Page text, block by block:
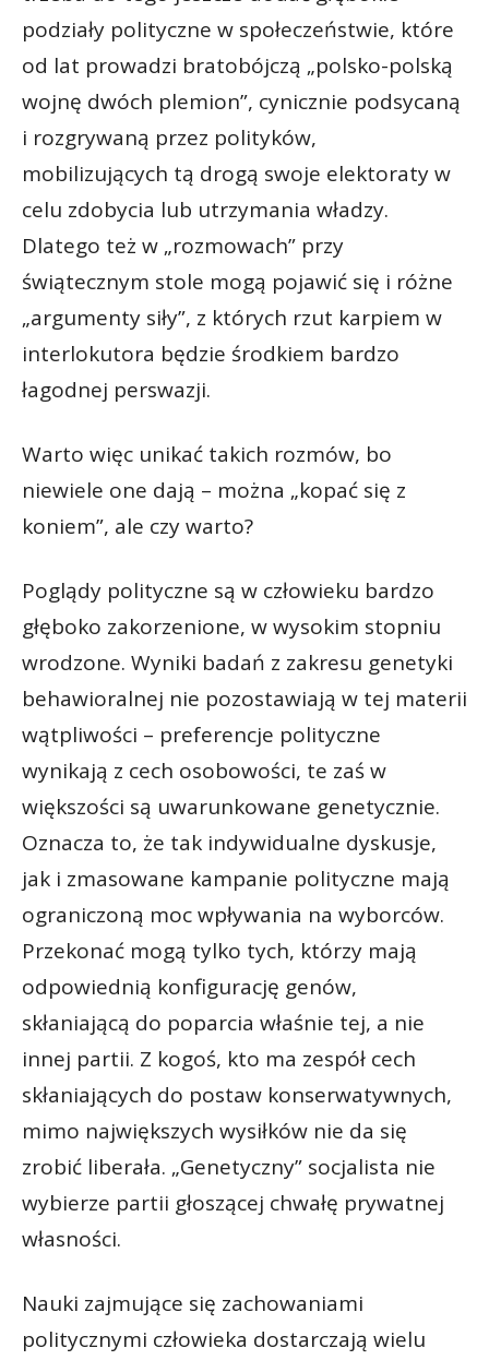
podziały polityczne w społeczeństwie, które
od lat prowadzi bratobójczą „polsko-polską
wojnę dwóch plemion”, cynicznie podsycaną
i rozgrywaną przez polityków,
mobilizujących tą drogą swoje elektoraty w
celu zdobycia lub utrzymania władzy.
Dlatego też w „rozmowach” przy
świątecznym stole mogą pojawić się i różne
„argumenty siły”, z których rzut karpiem w
interlokutora będzie środkiem bardzo
łagodnej perswazji.
Warto więc unikać takich rozmów, bo
niewiele one dają – można „kopać się z
koniem”, ale czy warto?
Poglądy polityczne są w człowieku bardzo
głęboko zakorzenione, w wysokim stopniu
wrodzone. Wyniki badań z zakresu genetyki
behawioralnej nie pozostawiają w tej materii
wątpliwości – preferencje polityczne
wynikają z cech osobowości, te zaś w
większości są uwarunkowane genetycznie.
Oznacza to, że tak indywidualne dyskusje,
jak i zmasowane kampanie polityczne mają
ograniczoną moc wpływania na wyborców.
Przekonać mogą tylko tych, którzy mają
odpowiednią konfigurację genów,
skłaniającą do poparcia właśnie tej, a nie
innej partii. Z kogoś, kto ma zespół cech
skłaniających do postaw konserwatywnych,
mimo największych wysiłków nie da się
zrobić liberała. „Genetyczny” socjalista nie
wybierze partii głoszącej chwałę prywatnej
własności.
Nauki zajmujące się zachowaniami
politycznymi człowieka dostarczają wielu